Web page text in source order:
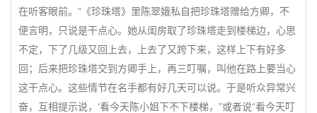
在听客眼前。“《珍珠塔》里陈翠娥私自把珍珠塔赠给方卿，不
便言明，只说是干点心。她从闺房取了珍珠塔走到楼梯边，心思
不定，下了几级又回上去，上去了又跨下来，这样上下有好多
回；后来把珍珠塔交到方卿手上，再三叮嘱，叫他在路上要当心
这干点心。这些情节在名手都有好几天可以说。于是听众异常兴
奋，互相提示说，‘看今天陈小姐下不下楼梯，”或者说“看今天叮